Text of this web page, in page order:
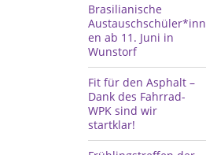
Brasilianische
Austauschschüler*inn
en ab 11. Juni in
Wunstorf
Fit für den Asphalt –
Dank des Fahrrad-
WPK sind wir
startklar!